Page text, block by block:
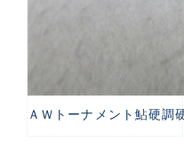
ＡＷトーナメント鮎硬調